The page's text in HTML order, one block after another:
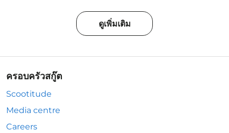
ดูเพิ่มเติม
ครอบครัวสกู๊ต
Scootitude
Media centre
Careers